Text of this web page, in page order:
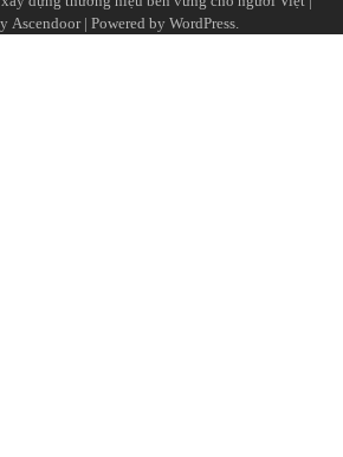
Ascendoor| Powered by WordPress.